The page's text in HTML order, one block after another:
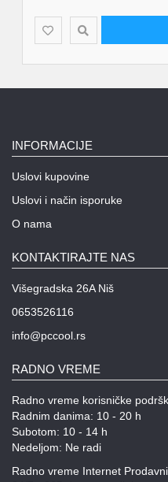
INFORMACIJE
Uslovi kupovine
Uslovi i način isporuke
O nama
KONTAKTIRAJTE NAS
Višegradska 26A Niš
0653526116
info@pccool.rs
RADNO VREME
Radno vreme korisničke
Radnim danima: 10 - 20 h
Subotom: 10 - 14 h
Nedeljom: Ne radi
Radno vreme Internet